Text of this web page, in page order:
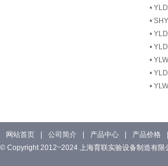
•
•
•
•
•
•
•
网站首页 公司简介 产品中心 产品价格
© Copyright 2012~2024 上海育联实验设备制造有